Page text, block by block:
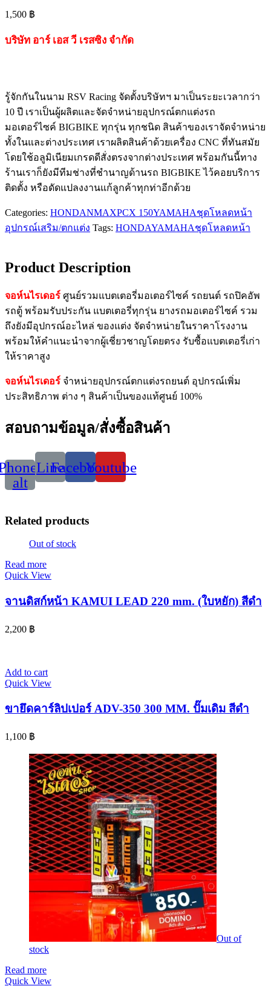
1,500 ฿
บริษัท อาร์ เอส วี เรสซิง จำกัด
รู้จักกันในนาม RSV Racing จัดตั้งบริษัทฯ มาเป็นระยะเวลากว่า
10 ปี เราเป็นผู้ผลิตและจัดจำหน่ายอุปกรณ์ตกแต่งรถ
มอเตอร์ไซค์ BIGBIKE ทุกรุ่น ทุกชนิด สินค้าของเราจัดจำหน่าย
ทั้งในและต่างประเทศ เราผลิตสินค้าด้วยเครื่อง CNC ที่ทันสมัย
โดยใช้อลูมิเนียมเกรดดีสั่งตรงจากต่างประเทศ พร้อมกันนี้ทาง
ร้านเราก็ยังมีทีมช่างที่ชำนาญด้านรถ BIGBIKE ไว้คอยบริการ
ติดตั้ง หรือดัดแปลงงานแก้ลูกค้าทุกท่าอีกด้วย
Categories: HONDANMAXPCX 150YAMAHAชุดโหลดหน้า
อุปกรณ์เสริม/ตกแต่ง Tags: HONDAYAMAHAชุดโหลดหน้า
Product Description
จอห์นไรเดอร์ ศูนย์รวมแบตเตอรี่มอเตอร์ไซค์ รถยนต์ รถปิคอัพ
รถตู้ พร้อมรับประกัน แบตเตอรี่ทุกรุ่น ยางรถมอเตอร์ไซค์ รวม
ถึงยังมีอุปกรณ์อะไหล่ ของแต่ง จัดจำหน่ายในราคาโรงงาน
พร้อมให้คำแนะนำจากผู้เชี่ยวชาญโดยตรง รับซื้อแบตเตอรี่เก่า
ให้ราคาสูง
จอห์นไรเดอร์ จำหน่ายอุปกรณ์ตกแต่งรถยนต์ อุปกรณ์เพิ่ม
ประสิทธิภาพ ต่าง ๆ สินค้าเป็นของแท้ศูนย์ 100%
สอบถามข้อมูล/สั่งซื้อสินค้า
alt
LineFacebookYoutube
Related products
Out of stock
Read more
Quick View
จานดิสก์หน้า KAMUI LEAD 220 mm. (ใบหยัก) สีดำ
2,200 ฿
Add to cart
Quick View
ขายึดคาร์ลิปเปอร์ ADV-350 300 MM. ปั๊มเดิม สีดำ
1,100 ฿
Out of
stock
Read more
Quick View